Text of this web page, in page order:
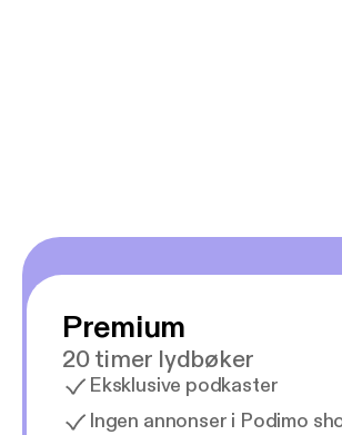
Premium
20 timer lydbøker
Eksklusive podkaster
Ingen annonser i Podimo